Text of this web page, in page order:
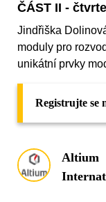
ČÁST II -
Jindřiška
moduly pro
unikátní prvky
Registrujte se
Altium